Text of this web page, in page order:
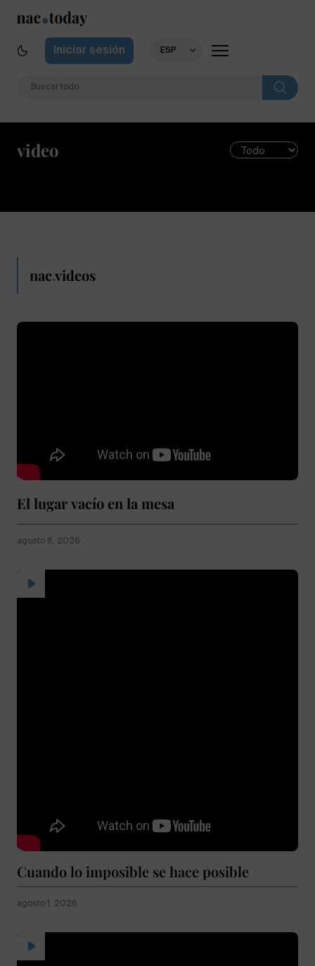
Iniciar sesión ESP
video
nac.videos
El lugar vacío en la mesa
agosto 8, 2026
Cuando lo imposible se hace posible
agosto 1, 2026